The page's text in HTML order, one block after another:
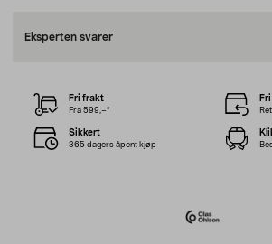
Eksperten svarer
Fri frakt
Fra 599,–*
Sikkert
365 dagers åpent kjøp